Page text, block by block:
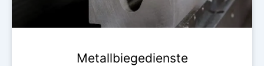
Metallbiegedienste